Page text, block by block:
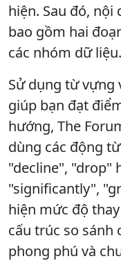
hiện. Sau đó, nội
bao gồm hai
các nhóm dữ liệu.
Sử dụng từ vựng
giúp bạn đạt
hướng, The
dùng các động
"decline", "drop"
"significantly",
hiện mức độ
cấu trúc so sánh
phong phú và